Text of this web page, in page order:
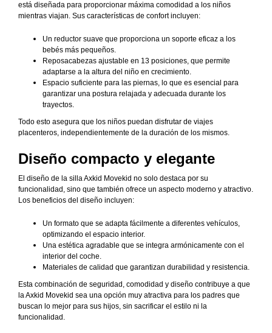
está diseñada para proporcionar máxima comodidad a los niños
mientras viajan. Sus características de confort incluyen:
Un reductor suave que proporciona un soporte eficaz a los
bebés más pequeños.
Reposacabezas ajustable en 13 posiciones, que permite
adaptarse a la altura del niño en crecimiento.
Espacio suficiente para las piernas, lo que es esencial para
garantizar una postura relajada y adecuada durante los
trayectos.
Todo esto asegura que los niños puedan disfrutar de viajes
placenteros, independientemente de la duración de los mismos.
Diseño compacto y elegante
El diseño de la silla Axkid Movekid no solo destaca por su
funcionalidad, sino que también ofrece un aspecto moderno y atractivo.
Los beneficios del diseño incluyen:
Un formato que se adapta fácilmente a diferentes vehículos,
optimizando el espacio interior.
Una estética agradable que se integra armónicamente con el
interior del coche.
Materiales de calidad que garantizan durabilidad y resistencia.
Esta combinación de seguridad, comodidad y diseño contribuye a que
la Axkid Movekid sea una opción muy atractiva para los padres que
buscan lo mejor para sus hijos, sin sacrificar el estilo ni la
funcionalidad.